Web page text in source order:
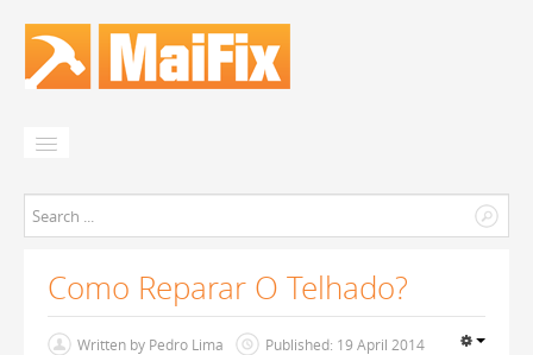
Pedir Orçamento
Orçamentos
Como Reparar O Telhado?
Written by Pedro Lima
Published: 19 April 2014